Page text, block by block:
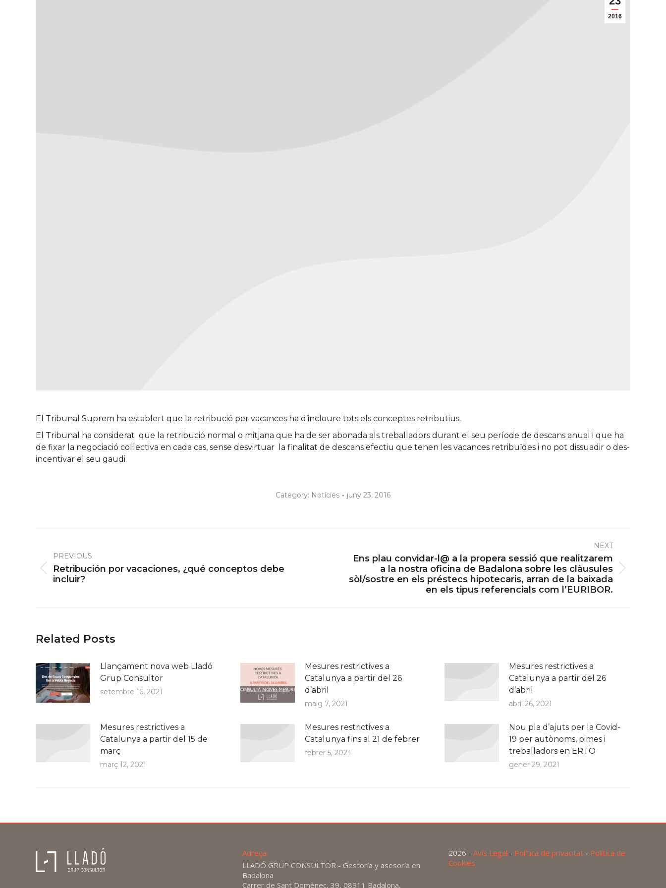
2016
El Tribunal Suprem ha establert que la retribució per vacances ha d’incloure tots els conceptes retributius.
El Tribunal ha considerat que la retribució normal o mitjana que ha de ser abonada als treballadors durant el seu període de descans anual i que ha
de fixar la negociació col·lectiva en cada cas, sense desvirtuar la finalitat de descans efectiu que tenen les vacances retribuïdes i no pot dissuadir o des-
incentivar el seu gaudi.
Category: Notícies juny 23, 2016
navigation
PREVIOUS
Previous
post:
Retribución por vacaciones, ¿qué conceptos debe
incluir?
NEXT
Next
post:
Ens plau convidar-l@ a la propera sessió que realitzarem
a la nostra oficina de Badalona sobre les clàusules
sòl/sostre en els préstecs hipotecaris, arran de la baixada
en els tipus referencials com l’EURIBOR.
Related Posts
Llançament nova web Lladó
Grup Consultor
setembre 16, 2021
Mesures restrictives a
Catalunya a partir del 26
d’abril
maig 7, 2021
Mesures restrictives a
Catalunya a partir del 26
d’abril
abril 26, 2021
Mesures restrictives a
Catalunya a partir del 15 de
març
març 12, 2021
Mesures restrictives a
Catalunya fins al 21 de febrer
febrer 5, 2021
Nou pla d’ajuts per la Covid-
19 per autònoms, pimes i
treballadors en ERTO
gener 29, 2021
Adreça:
LLADÓ GRUP CONSULTOR - Gestoría y asesoría en
Badalona
Carrer de Sant Domènec, 39, 08911 Badalona,
2026 -Avís Legal - Política de privacitat - Política de
Cookies